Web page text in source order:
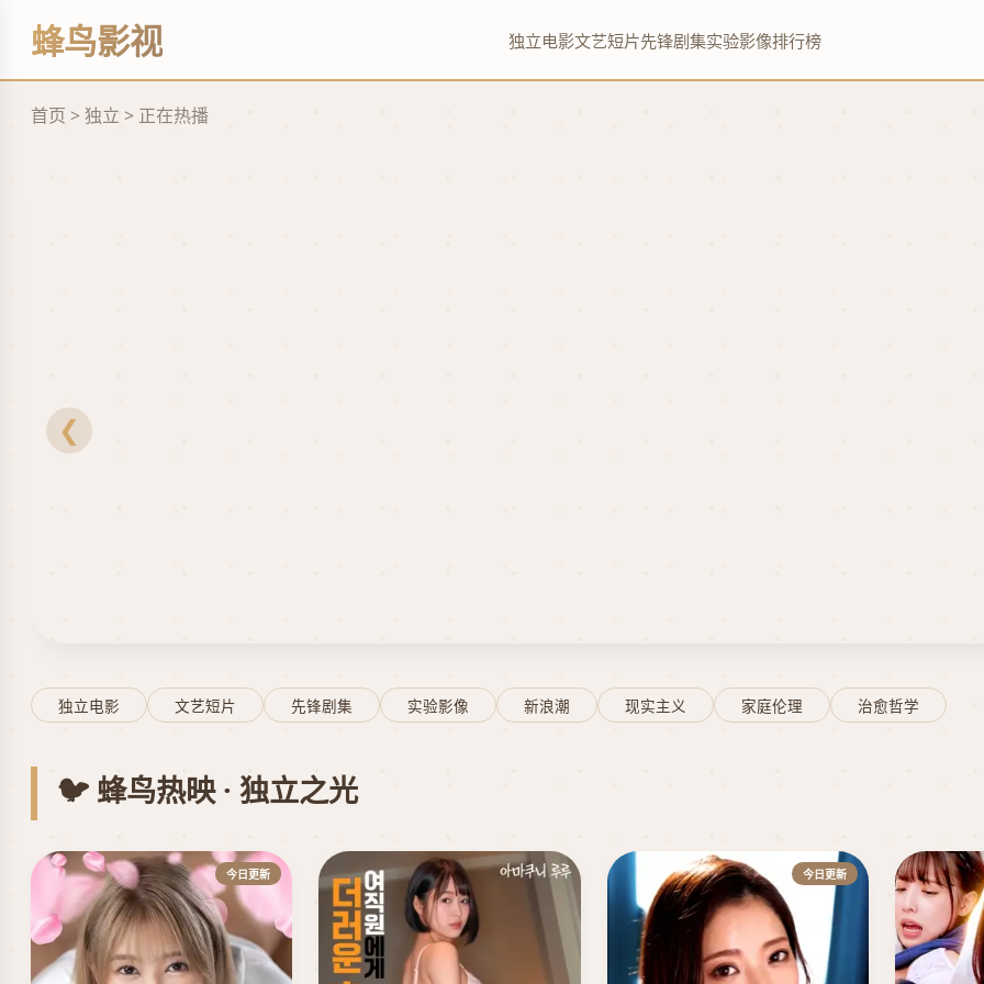
蜂鸟影视 独立电影文艺短片先锋剧集实验影像排行榜
首页 > 独立 > 正在热播
立
观
看
❮
独立电影 文艺短片 先锋剧集 实验影像 新浪潮 现实主义 家庭伦理 治愈哲学
🐦 蜂鸟热映 · 独立之光
今日更新 今日更新